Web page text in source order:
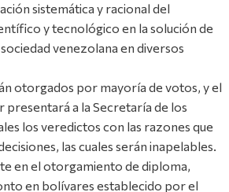
sistemática y racional del
y tecnológico en la solución de
venezolana en diversos
otorgados por mayoría de votos, y el
presentará a la Secretaría de los
los veredictos con las razones que
las cuales serán inapelables.
en el otorgamiento de diploma,
en bolívares establecido por el